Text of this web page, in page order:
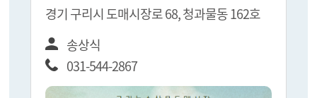
경기 구리시 도매시장로 68, 청과물동 162호
송상식
031-544-2867